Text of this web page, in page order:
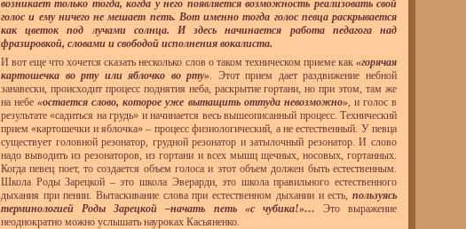
возникает только тогда, когда у него появляется возможность реализовать свой
голос и ему ничего не мешает петь. Вот именно тогда голос певца раскрывается
как цветок под лучами солнца. И здесь начинается работа педагога над
фразировкой, словами и свободой исполнения вокалиста.
И вот еще что хочется сказать несколько слов о таком техническом приеме как «горячая
картошечка во рту или яблочко во рту». Этот прием дает раздвижение небной
занавески, происходит процесс поднятия неба, раскрытие гортани, но при этом, там же
на небе«остается слово, которое уже вытащить оттуда невозможно», и голос в
результате «садиться на грудь» и начинается весь вышеописанный процесс. Технический
прием «картошечки и яблочка» – процесс физиологический, а не естественный. У певца
существует головной резонатор, грудной резонатор и затылочный резонатор. И слово
надо выводить из резонаторов, из гортани и всех мышц щечных, носовых, гортанных.
Когда певец поет, то создается объем голоса и этот объем должен быть естественным.
Школа Роды Зарецкой – это школа Эверарди, это школа правильного естественного
дыхания при пении. Вытаскивание слова при естественном дыхании и есть, пользуясь
терминологией Роды Зарецкой –начать петь «с чубика!»… Это выражение
неоднократно можно услышать науроках Касьяненко.